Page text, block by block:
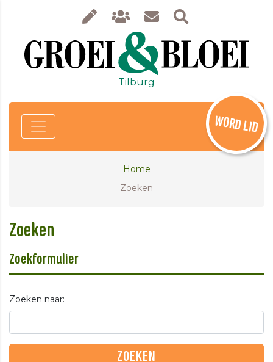
Tilburg
WORD LID
Home
Zoeken
Zoeken
Zoekformulier
Zoeken naar: